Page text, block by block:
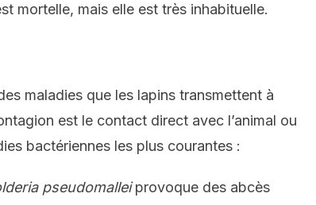
mortelle, mais elle est très inhabituelle.
maladies que les lapins transmettent à
est le contact direct avec l’animal ou
bactériennes les plus courantes :
pseudomalleiprovoque des abcès